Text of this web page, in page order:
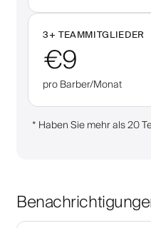
3+ TEAMMITGLIEDER
€9
pro Barber/Monat
* Haben Sie mehr als 20